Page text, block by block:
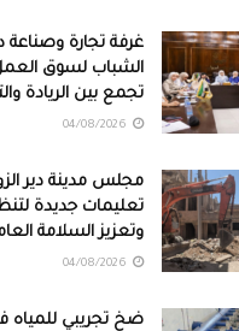
غرفة تجارة وصناعة
الشباب لسوق العمل
تجمع بين الريادة
مجلس مدينة دير
تعليمات جديدة
وتعزيز السلامة
ضخ تجريبي للمياه